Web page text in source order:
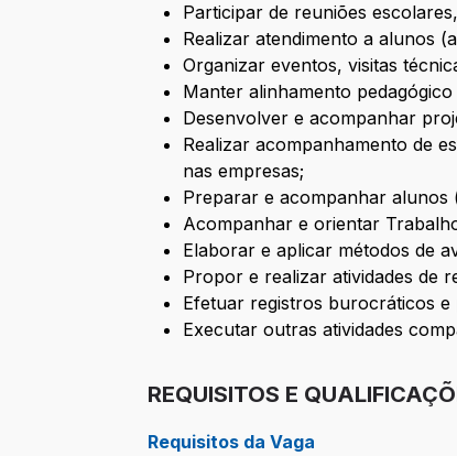
Participar de reuniões
Realizar atendimento a alunos
Organizar eventos, visitas
Manter alinhamento
Desenvolver e acompanhar
Realizar acompanhamento de
nas empresas;
Preparar e acompanhar alunos
Acompanhar e orientar
Elaborar e aplicar métodos de
Propor e realizar atividades de
Efetuar registros burocráticos e
Executar outras atividades
REQUISITOS E
Requisitos da Vaga